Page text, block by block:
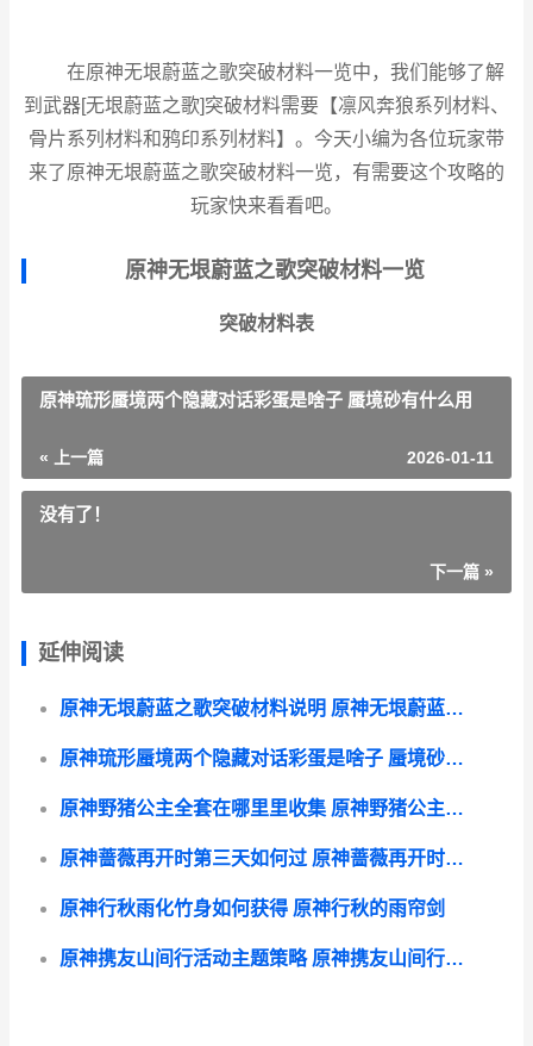
在原神无垠蔚蓝之歌突破材料一览中，我们能够了解
到武器[无垠蔚蓝之歌]突破材料需要【凛风奔狼系列材料、
骨片系列材料和鸦印系列材料】。今天小编为各位玩家带
来了原神无垠蔚蓝之歌突破材料一览，有需要这个攻略的
玩家快来看看吧。
原神无垠蔚蓝之歌突破材料一览
突破材料表
原神琉形蜃境两个隐藏对话彩蛋是啥子 蜃境砂有什么用
« 上一篇 2026-01-11
没有了！
下一篇 »
延伸阅读
原神无垠蔚蓝之歌突破材料说明 原神无垠蔚蓝之歌适合谁
原神琉形蜃境两个隐藏对话彩蛋是啥子 蜃境砂有什么用
原神野猪公主全套在哪里里收集 原神野猪公主全套位置攻略
原神蔷薇再开时第三天如何过 原神蔷薇再开时间多久
原神行秋雨化竹身如何获得 原神行秋的雨帘剑
原神携友山间行活动主题策略 原神携友山间行cp有这种卡嘛